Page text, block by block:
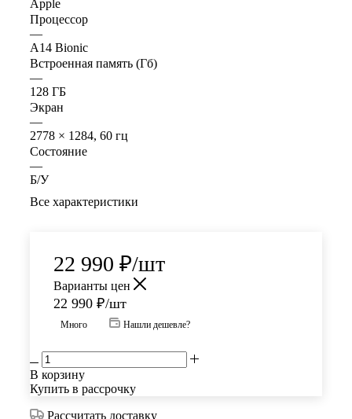
Apple
Процессор
—
A14 Bionic
Встроенная память (Гб)
—
128 ГБ
Экран
—
2778 × 1284, 60 гц
Состояние
—
Б/У
Все характеристики
22 990 ₽/шт
Варианты цен
22 990 ₽/шт
Много Нашли дешевле?
В корзину
Купить в рассрочку
Рассчитать доставку